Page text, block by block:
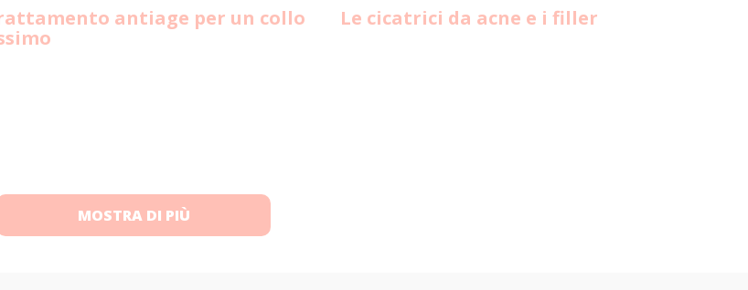
antiage per un collo
Le cicatrici da acne e i filler
MOSTRA DI PIÙ